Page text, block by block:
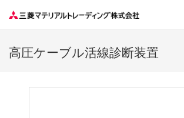
高圧ケーブル活線診断装置